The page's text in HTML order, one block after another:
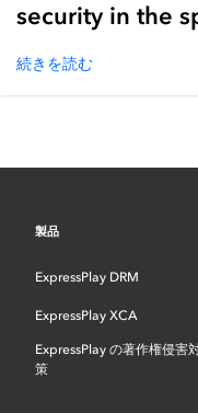
security in the
続きを読む
製品
ExpressPlay DRM
ExpressPlay XCA
ExpressPlay の著作権侵害
策